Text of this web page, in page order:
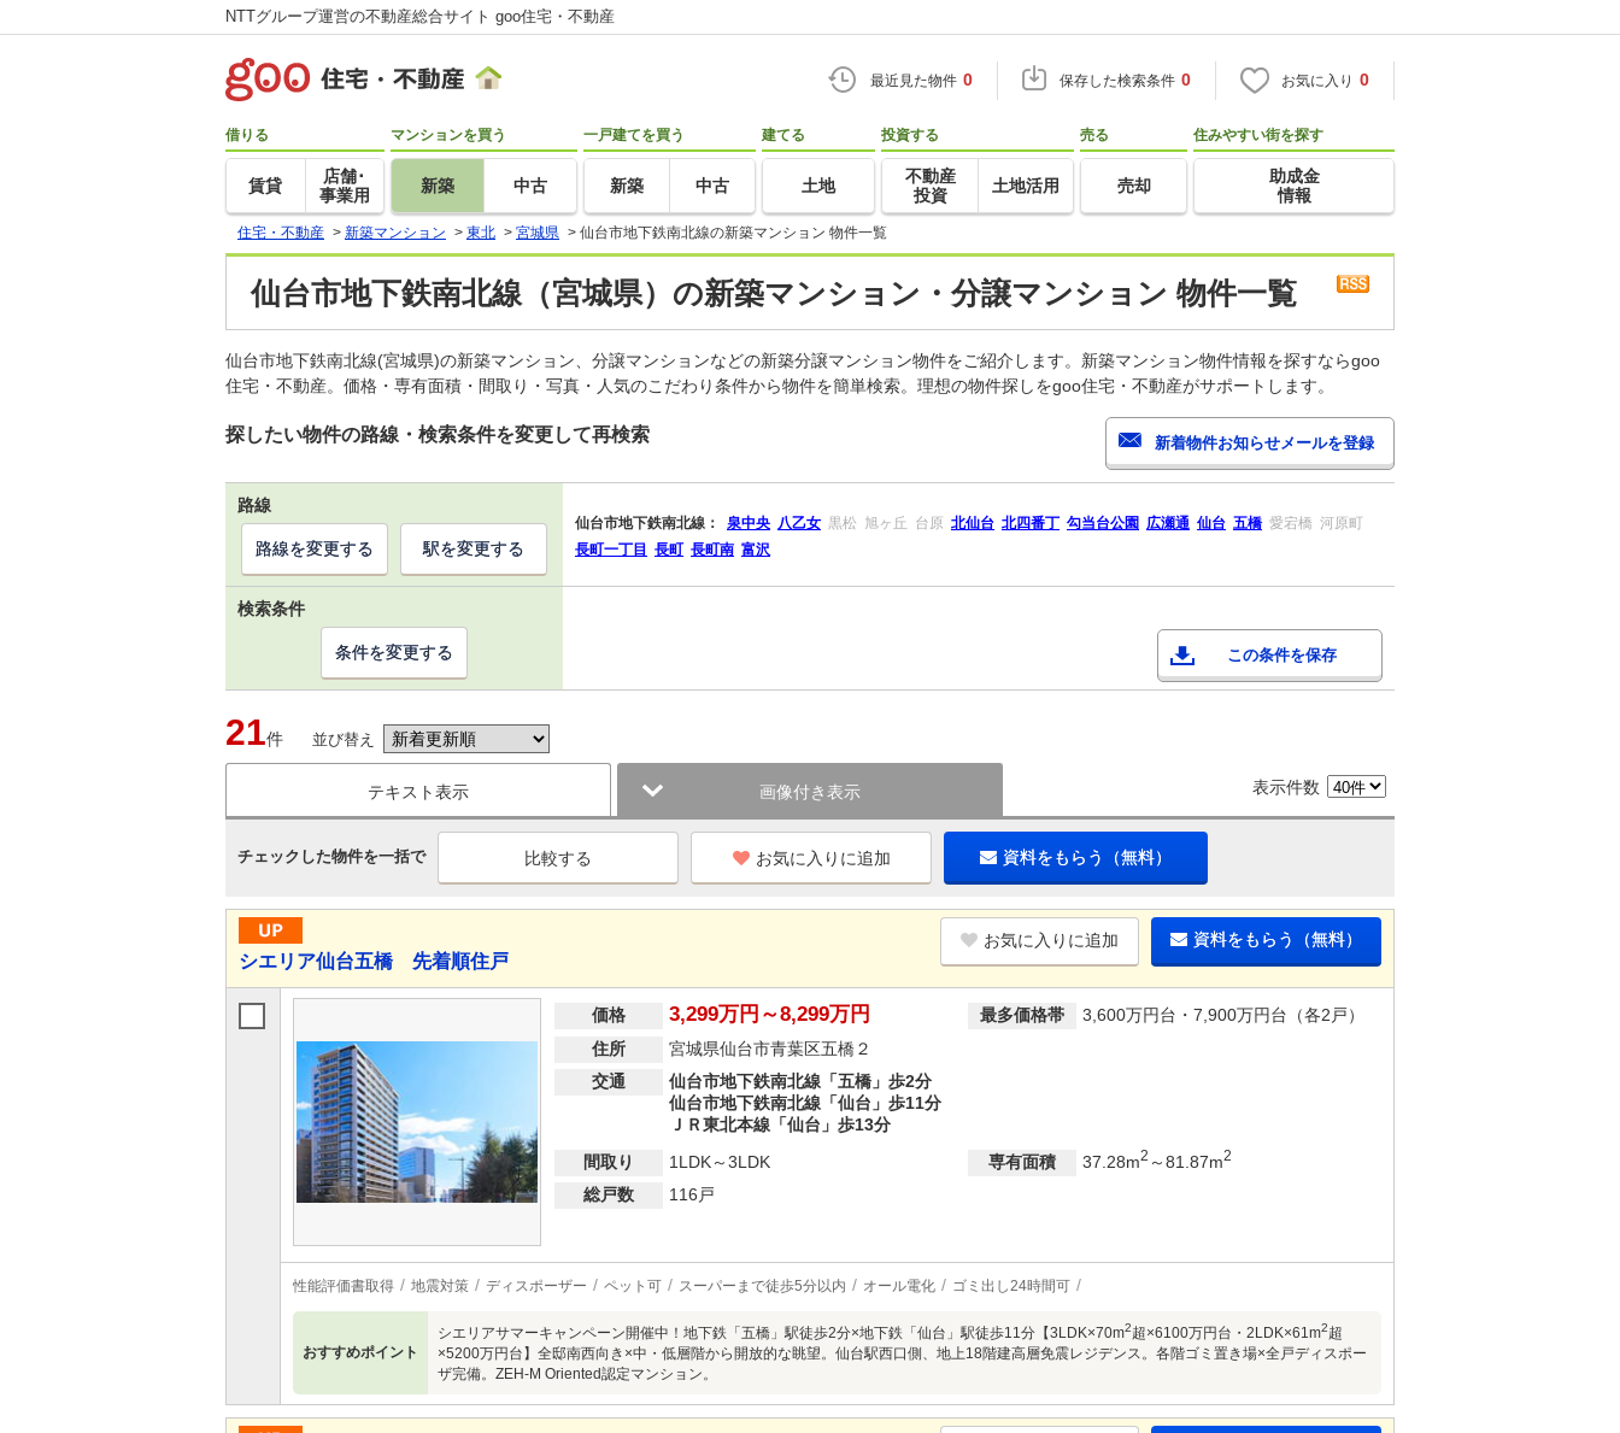
NTTグループ運営の不動産総合サイト goo住宅・不動産
最近見た物件 0 保存した検索条件 0 お気に入り 0
借りる
賃貸
店舗･
事業用
マンションを買う
新築 中古
一戸建てを買う
新築 中古
建てる
土地
投資する
不動産
投資
土地活用
売る
売却
住みやすい街を探す
助成金
情報
住宅・不動産 > 新築マンション > 東北 > 宮城県 > 仙台市地下鉄南北線の新築マンション 物件一覧
仙台市地下鉄南北線（宮城県）の新築マンション・分譲マンション 物件一覧
仙台市地下鉄南北線(宮城県)の新築マンション、分譲マンションなどの新築分譲マンション物件をご紹介します。新築マンション物件情報を探すならgoo
住宅・不動産。価格・専有面積・間取り・写真・人気のこだわり条件から物件を簡単検索。理想の物件探しをgoo住宅・不動産がサポートします。
探したい物件の路線・検索条件を変更して再検索
路線
仙台市地下鉄南北線： 泉中央 八乙女 黒松 旭ヶ丘 台原 北仙台 北四番丁 勾当台公園 広瀬通 仙台 五橋 愛宕橋 河原町
長町一丁目
長町 長町南 富沢
路線を変更する 駅を変更する
検索条件
この条件を保存
条件を変更する
21件 並び替え
テキスト表示 画像付き表示 表示件数
チェックした物件を一括で お気に入りに追加 資料をもらう（無料）
シエリア仙台五橋 先着順住戸
お気に入りに追加 資料をもらう（無料）
価格 3,299万円～8,299万円 最多価格帯
3,600万円台・7,900万円台（各2戸）
住所
宮城県仙台市青葉区五橋２
交通
仙台市地下鉄南北線「五橋」歩2分
仙台市地下鉄南北線「仙台」歩11分
ＪＲ東北本線「仙台」歩13分
間取り
1LDK～3LDK 専有面積 37.28m2 ～81.87m2
総戸数 116戸
性能評価書取得 地震対策 ディスポーザー ペット可 スーパーまで徒歩5分以内 オール電化 ゴミ出し24時間可
おすすめポイント
シエリアサマーキャンペーン開催中！地下鉄「五橋」駅徒歩2分×地下鉄「仙台」駅徒歩11分【3LDK×70m2超×6100万円台・2LDK×61m2超
×5200万円台】全邸南西向き×中・低層階から開放的な眺望。仙台駅西口側、地上18階建高層免震レジデンス。各階ゴミ置き場×全戸ディスポー
ザ完備。ZEH-M Oriented認定マンション。